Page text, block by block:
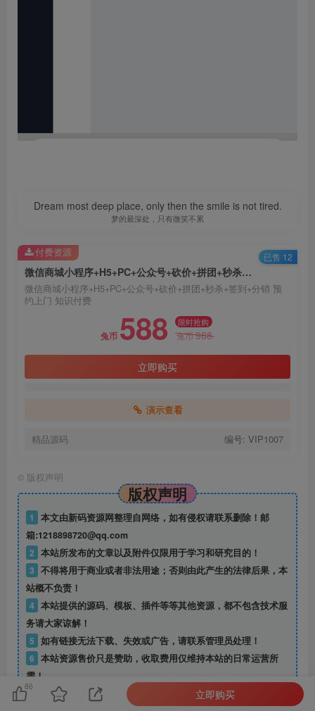
Dream most deep place, only then the smile is not tired.
梦的最深处，只有微笑不累
微信商城小程序+H5+PC+公众号+砍价+拼团+秒杀+签到+分销 预约上门 知识付费
微信商城小程序+H5+PC+公众号+砍价+拼团+秒杀+签到+分销 预
约上门 知识付费
兔币 588 限时抢购
兔币988
立即购买
演示查看
精品源码 编号: VIP1007
付费资源 已售 12
© 版权声明
版权声明
1
本文由新码资源网整理自网络，如有侵权请联系删除！邮
箱:1218898720@qq.com
2 本站所发布的文章以及附件仅限用于学习和研究目的！
3
站概不负责！
4 本站提供的源码、模板、插件等等其他资源，都不包含技术服
务请大家谅解！
5 如有链接无法下载、失效或广告，请联系管理员处理！
6 本站资源售价只是赞助，收取费用仅维持本站的日常运营所
需！
7
如无特别声明本文即为原创文章仅代表个人观点，版权归《
86
立即购买